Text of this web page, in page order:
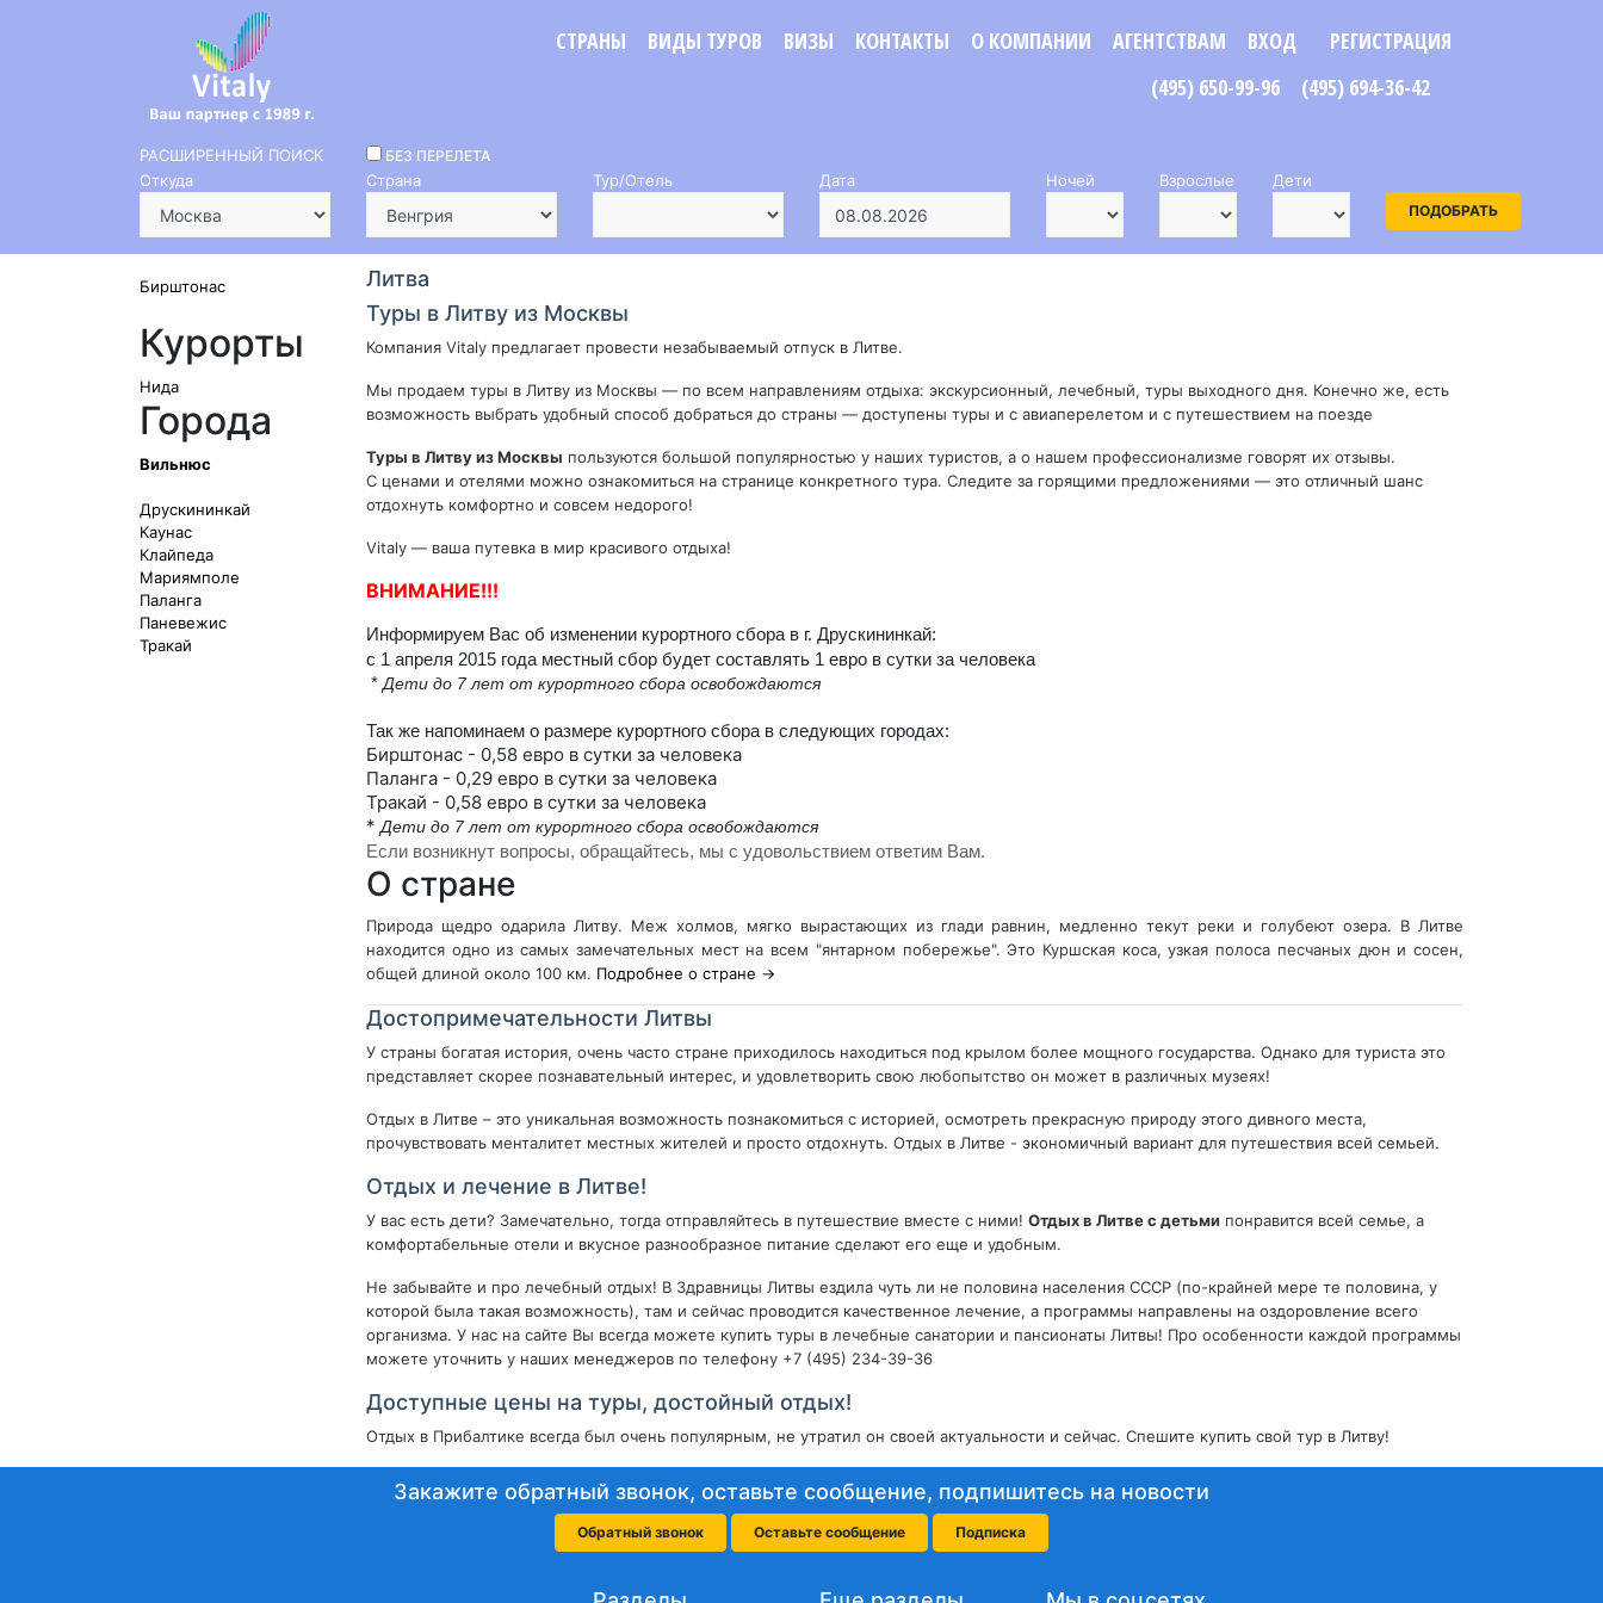
СТРАНЫ ВИДЫ ТУРОВ ВИЗЫ КОНТАКТЫ О КОМПАНИИ АГЕНТСТВАМ ВХОД
РЕГИСТРАЦИЯ
(495) 650-99-96
(495) 694-36-42
РАСШИРЕННЫЙ ПОИСК БЕЗ ПЕРЕЛЕТА
Откуда Страна Тур/Отель Дата Ночей Взрослые Дети
ПОДОБРАТЬ
Бирштонас
Курорты
Нида
Города
Вильнюс
Друскининкай
Каунас
Клайпеда
Мариямполе
Паланга
Паневежис
Тракай
Литва
Туры в Литву из Москвы
Компания Vitaly предлагает провести незабываемый отпуск в Литве.
Мы продаем туры в Литву из Москвы — по всем направлениям отдыха: экскурсионный, лечебный, туры выходного дня. Конечно же, есть
возможность выбрать удобный способ добраться до страны — доступены туры и с авиаперелетом и с путешествием на поезде
Туры в Литву из Москвы пользуются большой популярностью у наших туристов, а о нашем профессионализме говорят их отзывы.
С ценами и отелями можно ознакомиться на странице конкретного тура. Следите за горящими предложениями — это отличный шанс
отдохнуть комфортно и совсем недорого!
Vitaly — ваша путевка в мир красивого отдыха!
ВНИМАНИЕ!!!
Информируем Вас об изменении курортного сбора в г. Друскининкай:
с 1 апреля 2015 года местный сбор будет составлять 1 евро в сутки за человека
* Дети до 7 лет от курортного сбора освобождаются
Так же напоминаем о размере курортного сбора в следующих городах:
Бирштонас - 0,58 евро в сутки за человека
Паланга - 0,29 евро в сутки за человека
Тракай - 0,58 евро в сутки за человека
* Дети до 7 лет от курортного сбора освобождаются
Если возникнут вопросы, обращайтесь, мы с удовольствием ответим Вам.
О стране
Природа щедро одарила Литву. Меж холмов, мягко вырастающих из глади равнин, медленно текут реки и голубеют озера. В Литве
находится одно из самых замечательных мест на всем "янтарном побережье". Это Куршская коса, узкая полоса песчаных дюн и сосен,
общей длиной около 100 км. Подробнее о стране →
Достопримечательности Литвы
У страны богатая история, очень часто стране приходилось находиться под крылом более мощного государства. Однако для туриста это
представляет скорее познавательный интерес, и удовлетворить свою любопытство он может в различных музеях!
Отдых в Литве – это уникальная возможность познакомиться с историей, осмотреть прекрасную природу этого дивного места,
прочувствовать менталитет местных жителей и просто отдохнуть. Отдых в Литве - экономичный вариант для путешествия всей семьей.
Отдых и лечение в Литве!
У вас есть дети? Замечательно, тогда отправляйтесь в путешествие вместе с ними! Отдых в Литве с детьми понравится всей семье, а
комфортабельные отели и вкусное разнообразное питание сделают его еще и удобным.
Не забывайте и про лечебный отдых! В Здравницы Литвы ездила чуть ли не половина населения СССР (по-крайней мере те половина, у
которой была такая возможность), там и сейчас проводится качественное лечение, а программы направлены на оздоровление всего
организма. У нас на сайте Вы всегда можете купить туры в лечебные санатории и пансионаты Литвы! Про особенности каждой программы
можете уточнить у наших менеджеров по телефону +7 (495) 234-39-36
Доступные цены на туры, достойный отдых!
Отдых в Прибалтике всегда был очень популярным, не утратил он своей актуальности и сейчас. Спешите купить свой тур в Литву!
Закажите обратный звонок, оставьте сообщение, подпишитесь на новости
Обратный звонок Оставьте сообщение Подписка